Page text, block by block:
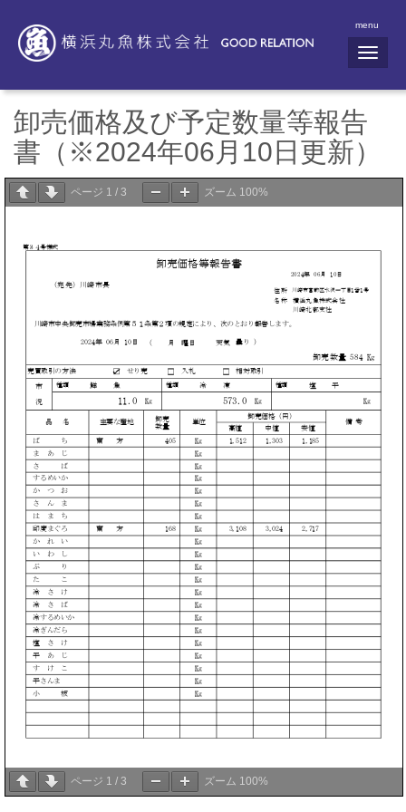
menu
N
a
i
n
卸売価格及び予定数量等報告
書（※2024年06月10日更新）
ページ 1 / 3 ズーム 100%
ページ 1 / 3 ズーム 100%